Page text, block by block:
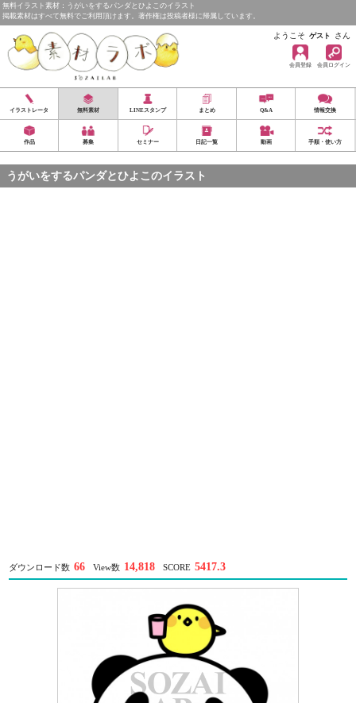
無料イラスト素材：うがいをするパンダとひよこのイラスト
掲載素材はすべて無料でご利用頂けます。著作権は投稿者様に帰属しています。
ようこそ ゲスト さん
会員登録 会員ログイン
イラストレータ 無料素材 LINEスタンプ まとめ Q&A 情報交換
作品 募集 セミナー 日記一覧 動画 手順・使い方
うがいをするパンダとひよこのイラスト
ダウンロード数 66 View数 14,818 SCORE 5417.3